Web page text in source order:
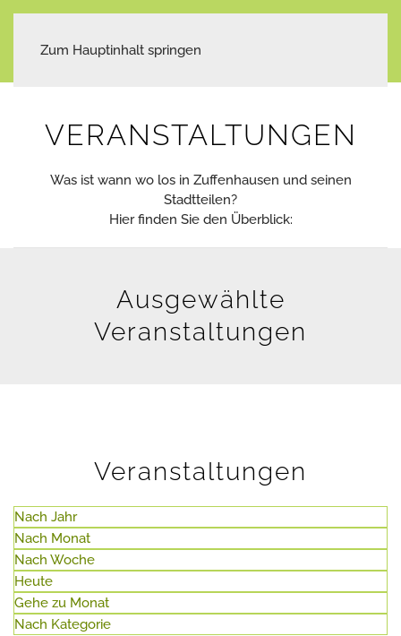
Zum Hauptinhalt springen
VERANSTALTUNGEN
Was ist wann wo los in Zuffenhausen und seinen
Stadtteilen?
Hier finden Sie den Überblick:
Ausgewählte
Veranstaltungen
Veranstaltungen
Nach Jahr
Nach Monat
Nach Woche
Heute
Gehe zu Monat
Nach Kategorie